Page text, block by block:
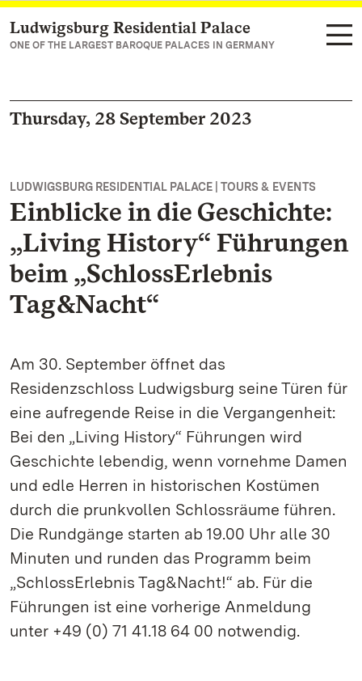
Navigate to main page
Ludwigsburg Residential Palace
ONE OF THE LARGEST BAROQUE PALACES IN GERMANY
Thursday, 28 September 2023
LUDWIGSBURG RESIDENTIAL PALACE | TOURS & EVENTS
Einblicke in die Geschichte:
„Living History“ Führungen
beim „SchlossErlebnis
Tag&Nacht“
Am 30. September öffnet das
Residenzschloss Ludwigsburg seine Türen für
eine aufregende Reise in die Vergangenheit:
Bei den „Living History“ Führungen wird
Geschichte lebendig, wenn vornehme Damen
und edle Herren in historischen Kostümen
durch die prunkvollen Schlossräume führen.
Die Rundgänge starten ab 19.00 Uhr alle 30
Minuten und runden das Programm beim
„SchlossErlebnis Tag&Nacht!“ ab. Für die
Führungen ist eine vorherige Anmeldung
unter +49 (0) 71 41.18 64 00 notwendig.